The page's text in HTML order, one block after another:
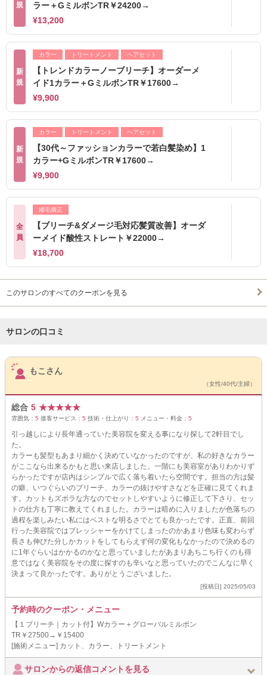
規
ラー＋GミルボンTR￥24200→
¥13,200
新
規
カラー トリートメント ヘアセット
【トレンドカラーノーブリーチ】オーダーメ
イド1カラー＋GミルボンTR￥17600→
¥9,900
新
規
カラー トリートメント ヘアセット
【30代～ファッションカラーで若白髪染め】1
カラー+GミルボンTR￥17600→
¥9,900
全
員
縮毛矯正
【ブリーチ&ダメージ毛対応髪質改善】オーダ
ーメイド酸性ストレート￥22000→
¥18,700
このサロンのすべてのクーポンを見る
サロンの口コミ
サロンPick Up
もこさん
（女性/40代/主婦）
総合 5 ★★★★★
雰囲気： 5 接客サービス： 5 技術・仕上がり： 5 メニュー・料金： 5
引っ越しにより長年通っていた美容院を変える事になり探して2軒目でし
た。
カラーも髪型もあまり細かく決めていなかったのですが、私の好きなカラー
がここなら出来るかもと思い来店しました。一階にも美容室がありわかりず
らかったですが店内はシンプルで広く落ち着いたら空間です。担当の方は髪
の癖、いつぐらいのブリーチ、カラーの抜けやすさなどを正確に見てくれま
す。カットもズボラな方なのでセットしやすいように修正して下さり、セッ
トの仕方も丁寧に教えてくれました。カラーは暗めに入りましたが色落ちの
過程を楽しみたい私にはベストな明るさでとても良かったです。正直、前回
行った美容院ではプレッシャーをかけてしまったのかあまり色味も変わらず
長さも伸びた分しかカットをしてもらえず何の変化もなかったので決めるの
に1年ぐらいはかかるのかなと思っていましたがあまりあちこち行くのも得
意ではなく美容院をその度に探すのも辛いなと思っていたのでこんなに早く
決まって良かったです。ありがとうございました。
[投稿日] 2025/05/03
予約時のクーポン・メニュー
【１ブリーチ｜カット付】Wカラー＋グローバルミルボン
TR￥27500→￥15400
[施術メニュー] カット、カラー、トリートメント
サロンからの返信コメントを見る